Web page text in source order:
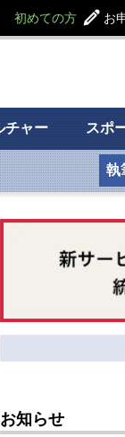
初めての方 お
チャー スポ
執
お知らせ